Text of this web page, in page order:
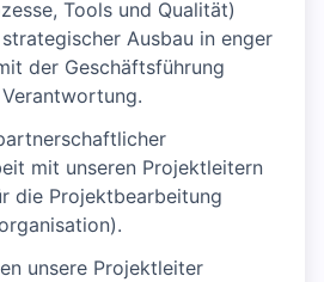
Tools und Qualität)
Ausbau in enger
der Geschäftsführung
mit unseren Projektleitern
die Projektbearbeitung
unsere Projektleiter